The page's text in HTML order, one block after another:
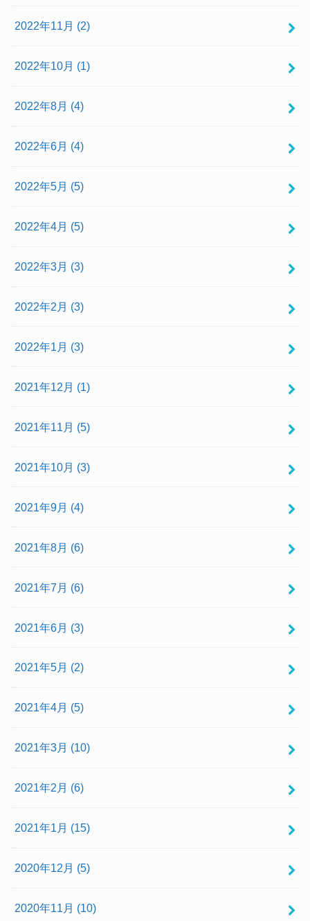
2022年11月 (2)
2022年10月 (1)
2022年8月 (4)
2022年6月 (4)
2022年5月 (5)
2022年4月 (5)
2022年3月 (3)
2022年2月 (3)
2022年1月 (3)
2021年12月 (1)
2021年11月 (5)
2021年10月 (3)
2021年9月 (4)
2021年8月 (6)
2021年7月 (6)
2021年6月 (3)
2021年5月 (2)
2021年4月 (5)
2021年3月 (10)
2021年2月 (6)
2021年1月 (15)
2020年12月 (5)
2020年11月 (10)